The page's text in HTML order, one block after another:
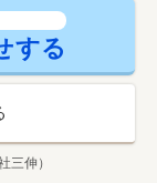
する
三伸）